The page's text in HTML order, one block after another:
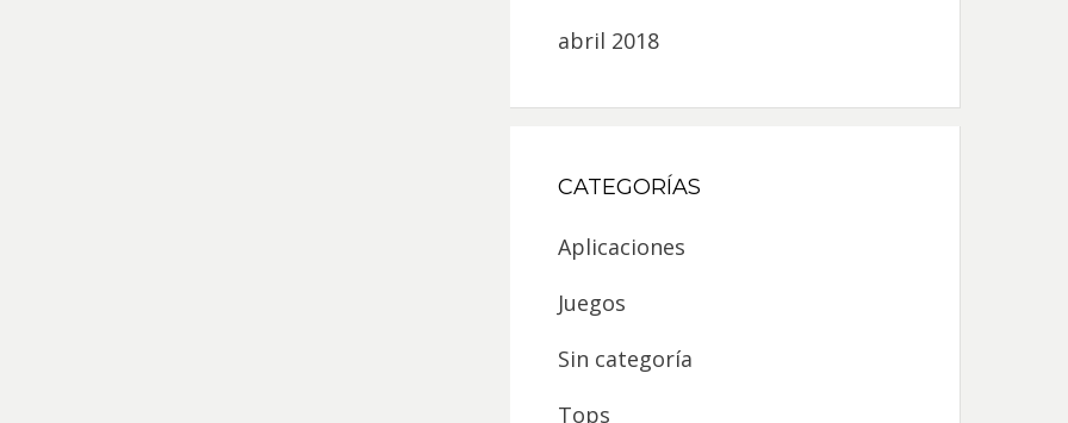
abril 2018
CATEGORÍAS
Aplicaciones
Juegos
Sin categoría
Tops